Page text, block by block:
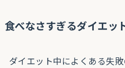
食べなさすぎるダイエッ
ダイエット中によくある失